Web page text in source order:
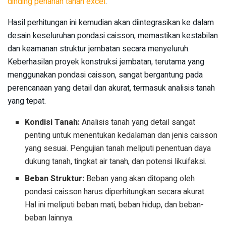
Hasil perhitungan ini kemudian akan diintegrasikan ke dalam
desain keseluruhan pondasi caisson, memastikan kestabilan
dan keamanan struktur jembatan secara menyeluruh.
Keberhasilan proyek konstruksi jembatan, terutama yang
menggunakan pondasi caisson, sangat bergantung pada
perencanaan yang detail dan akurat, termasuk analisis tanah
yang tepat.
Kondisi Tanah:Analisis tanah yang detail sangat
penting untuk menentukan kedalaman dan jenis caisson
yang sesuai. Pengujian tanah meliputi penentuan daya
dukung tanah, tingkat air tanah, dan potensi likuifaksi.
Beban Struktur: Beban yang akan ditopang oleh
pondasi caisson harus diperhitungkan secara akurat.
Hal ini meliputi beban mati, beban hidup, dan beban-
beban lainnya.